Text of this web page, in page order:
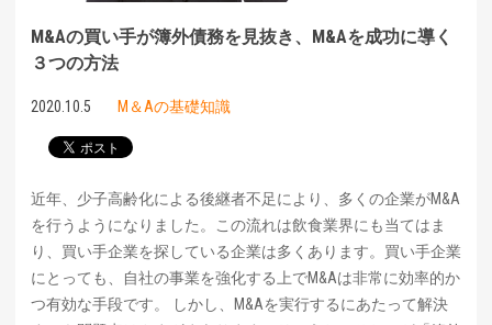
M&Aの買い手が簿外債務を見抜き、M&Aを成功に導く
３つの方法
2020.10.5 M＆Aの基礎知識
近年、少子高齢化による後継者不足により、多くの企業がM&A
を行うようになりました。この流れは飲食業界にも当てはま
り、買い手企業を探している企業は多くあります。買い手企業
にとっても、自社の事業を強化する上でM&Aは非常に効率的か
つ有効な手段です。 しかし、M&Aを実行するにあたって解決